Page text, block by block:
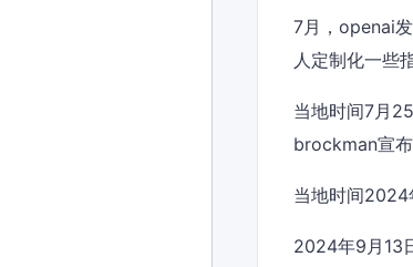
7月，openai
人定制化一些
当地时间7月
brockman宣
当地时间2024
2024年9月13